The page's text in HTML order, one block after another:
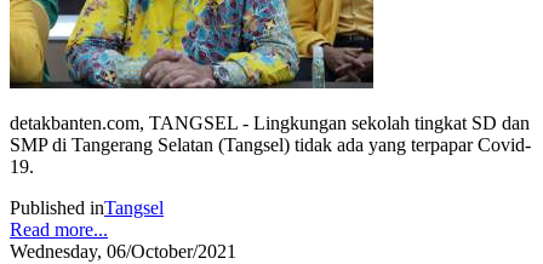
detakbanten.com, TANGSEL - Lingkungan sekolah tingkat SD dan
SMP di Tangerang Selatan (Tangsel) tidak ada yang terpapar Covid-
19.
Published inTangsel
Read more...
Wednesday, 06/October/2021